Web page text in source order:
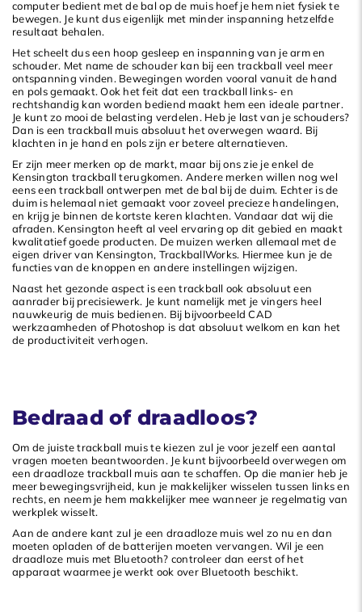
Hoogste prijs
computer bedient met de bal op de muis hoef je hem niet fysiek te
bewegen. Je kunt dus eigenlijk met minder inspanning hetzelfde
resultaat behalen.
Het scheelt dus een hoop gesleep en inspanning van je arm en
schouder. Met name de schouder kan bij een trackball veel meer
ontspanning vinden. Bewegingen worden vooral vanuit de hand
en pols gemaakt. Ook het feit dat een trackball links- en
rechtshandig kan worden bediend maakt hem een ideale partner.
Je kunt zo mooi de belasting verdelen. Heb je last van je schouders?
Dan is een trackball muis absoluut het overwegen waard. Bij
klachten in je hand en pols zijn er betere alternatieven.
Er zijn meer merken op de markt, maar bij ons zie je enkel de
Kensington trackball terugkomen. Andere merken willen nog wel
eens een trackball ontwerpen met de bal bij de duim. Echter is de
duim is helemaal niet gemaakt voor zoveel precieze handelingen,
en krijg je binnen de kortste keren klachten. Vandaar dat wij die
afraden. Kensington heeft al veel ervaring op dit gebied en maakt
kwalitatief goede producten. De muizen werken allemaal met de
eigen driver van Kensington, TrackballWorks. Hiermee kun je de
functies van de knoppen en andere instellingen wijzigen.
Naast het gezonde aspect is een trackball ook absoluut een
aanrader bij precisiewerk. Je kunt namelijk met je vingers heel
nauwkeurig de muis bedienen. Bij bijvoorbeeld CAD
werkzaamheden of Photoshop is dat absoluut welkom en kan het
de productiviteit verhogen.
Bedraad of draadloos?
Om de juiste trackball muis te kiezen zul je voor jezelf een aantal
vragen moeten beantwoorden. Je kunt bijvoorbeeld overwegen om
een draadloze trackball muis aan te schaffen. Op die manier heb je
meer bewegingsvrijheid, kun je makkelijker wisselen tussen links en
rechts, en neem je hem makkelijker mee wanneer je regelmatig van
werkplek wisselt.
Aan de andere kant zul je een draadloze muis wel zo nu en dan
moeten opladen of de batterijen moeten vervangen. Wil je een
draadloze muis met Bluetooth? controleer dan eerst of het
apparaat waarmee je werkt ook over Bluetooth beschikt.